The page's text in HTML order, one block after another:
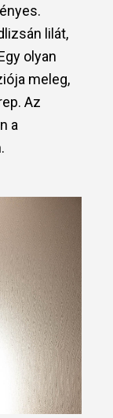
lilát,
olyan
meleg,
Az
a